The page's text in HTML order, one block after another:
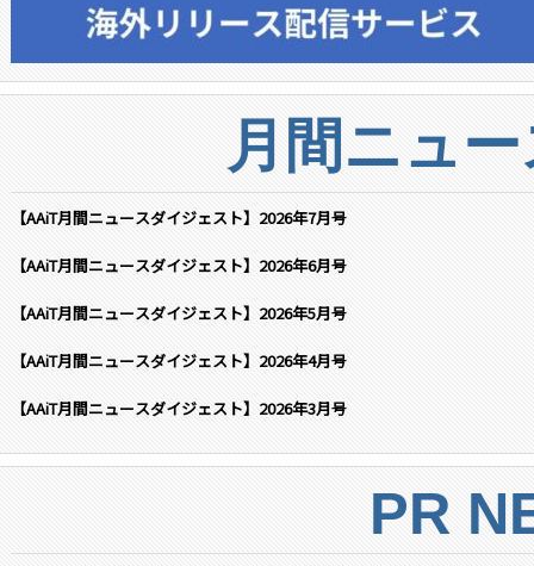
月間ニュ
【AAiT月間ニュースダイジェスト】2026年7月号
【AAiT月間ニュースダイジェスト】2026年6月号
【AAiT月間ニュースダイジェスト】2026年5月号
【AAiT月間ニュースダイジェスト】2026年4月号
【AAiT月間ニュースダイジェスト】2026年3月号
PR